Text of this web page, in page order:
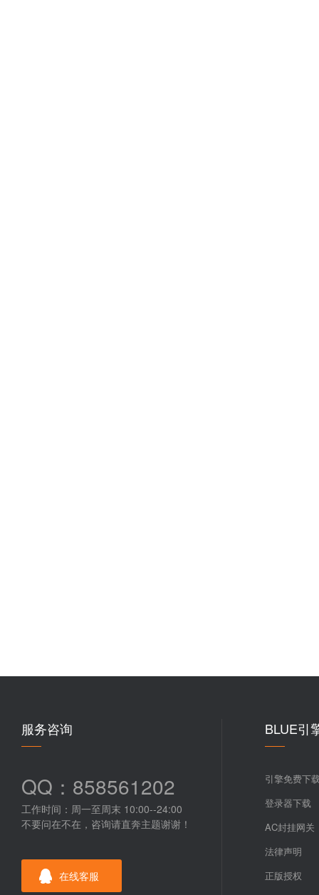
服务咨询
QQ：858561202
工作时间：周一至周末 10:00--24:00
不要问在不在，咨询请直奔主题谢谢！
在线客服
BLUE引
引擎免费下
登录器下载
AC封挂网关
法律声明
正版授权